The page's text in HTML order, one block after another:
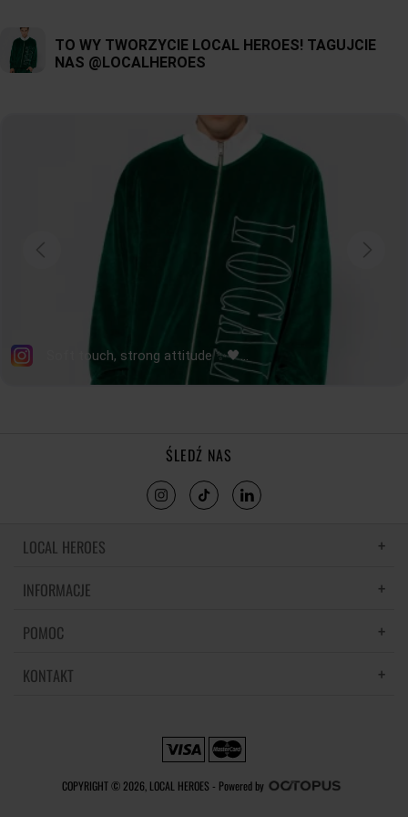
ŚLEDŹ NAS
LOCAL HEROES
LH MEMORIES
INFORMACJE
POLITYKA PRYWATNOŚCI
REGULAMINY PROMOCJI
POMOC
CZĘSTE PYTANIA
KONTAKT
COPYRIGHT © 2026, LOCAL HEROES - Powered by